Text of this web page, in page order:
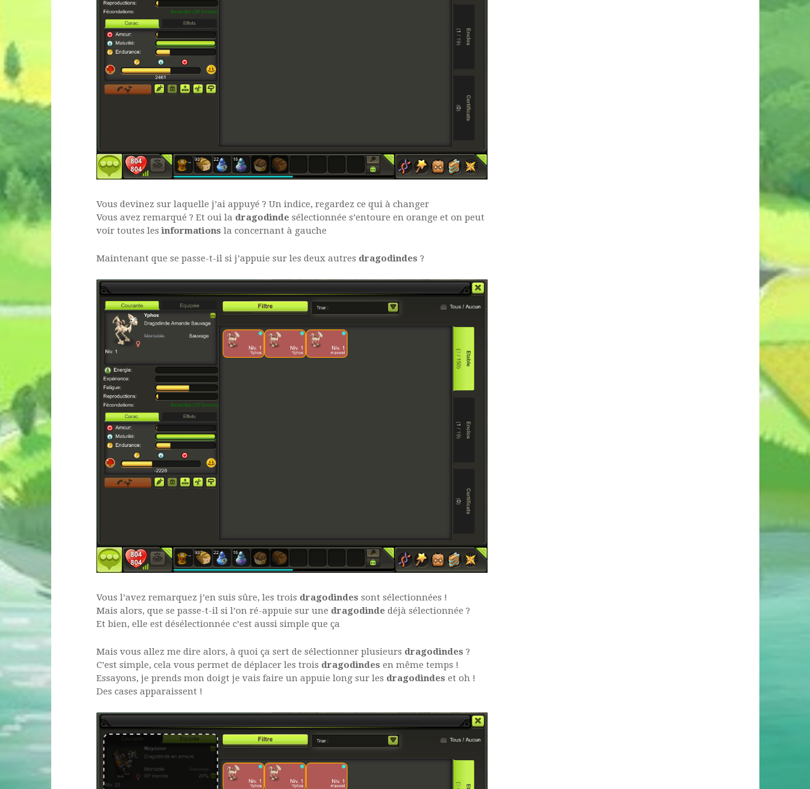
Vous devinez sur laquelle j’ai appuyé ? Un indice, regardez ce qui à changer
Vous avez remarqué ? Et oui la dragodinde sélectionnée s’entoure en orange et on peut
voir toutes lesinformations la concernant à gauche
Maintenant que se passe-t-il si j’appuie sur les deux autres dragodindes ?
Vous l’avez remarquez j’en suis sûre, les trois dragodindes sont sélectionnées !
Mais alors, que se passe-t-il si l’on ré-appuie sur une dragodinde déjà sélectionnée ?
Et bien, elle est désélectionnée c’est aussi simple que ça
Mais vous allez me dire alors, à quoi ça sert de sélectionner plusieurs dragodindes ?
C’est simple, cela vous permet de déplacer les trois dragodindes en même temps !
Essayons, je prends mon doigt je vais faire un appuie long sur les dragodindes et oh !
Des cases apparaissent !